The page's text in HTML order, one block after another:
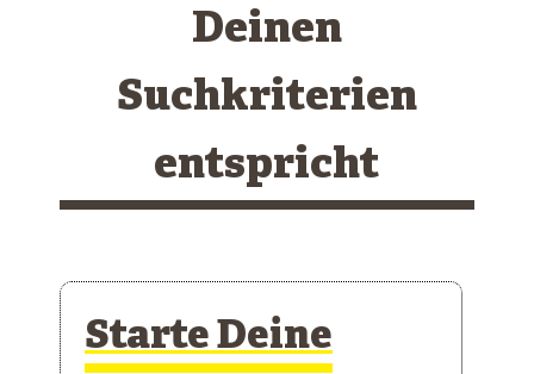
Deinen
Suchkriterien
entspricht
Starte Deine